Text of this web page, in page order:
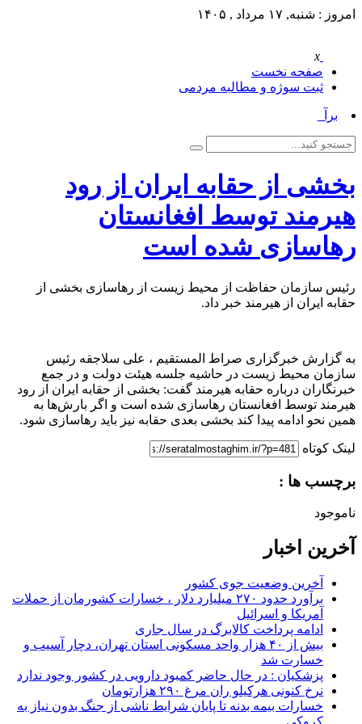
امروز : شنبه, ۱۷ مرداد , ۱۴۰۵
x
صفحه نخست
ثبت سوژه و مطالبه مردمی
برآو_
بخشی از حقابه ایران از رود
هیرمند توسط افغانستان
رهاسازی شده است
رئیس سازمان حفاظت از محیط زیست از رهاسازی بخشی از
حقابه ایران از هیرمند خبر داد.
به گزارش خبرگزاری صراط المستقیم ، علی سلاجقه رئیس
سازمان محیط زیست در حاشیه جلسه هیئت دولت و در جمع
خبرنگاران درباره حقابه هیرمند گفت: بخشی از حقابه ایران از رود
هیرمند توسط افغانستان رهاسازی شده است و اگر بارش‌ها به
همین نحو ادامه پیدا کند بخشی بعدی حقابه نیز باید رهاسازی شود.
لینک کوتاه
برچسب ها :
ناموجود
آخرین اخبار
آخرین وضعیت جوی کشور
برآورد حدود ۲۷۰ میلیارد دلار ، خسارات کشورمان از حملات
آمریکا و اسرائیل
ادامه پرداخت کالابرگ در سال جاری
بیش از ۴۰ هزار واحد مسکونی استان تهران، دچار آسیب و
خسارت شد
پزشکیان : در حال حاضر کمبود دارویی در کشور وجود ندارد
نرخ کنونی هرکیلو ران مرغ ۲۹۰ هزارتومان
خسارات بیمه بدنه تا پایان شرایط ناشی از جنگ بدون نیاز به